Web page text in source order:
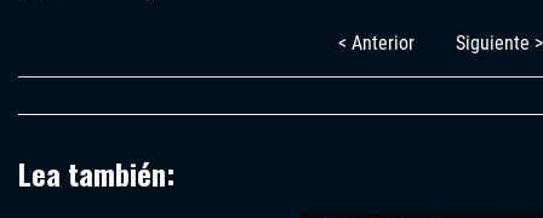
< Anterior Siguiente >
Lea también: